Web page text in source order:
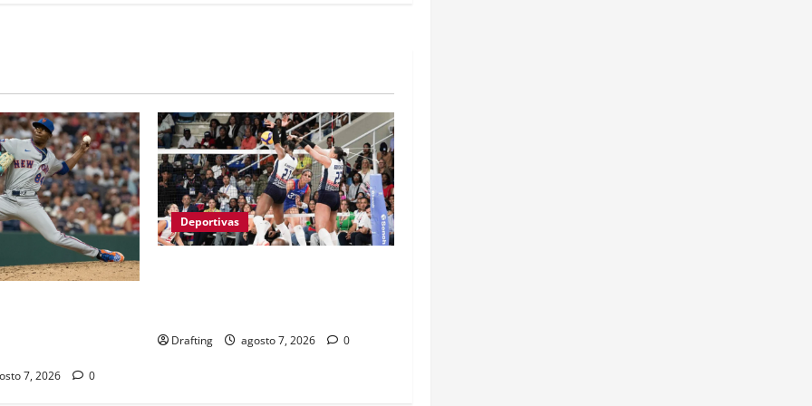
7, 2026 0
Deportivas
Drafting agosto 7, 2026 0